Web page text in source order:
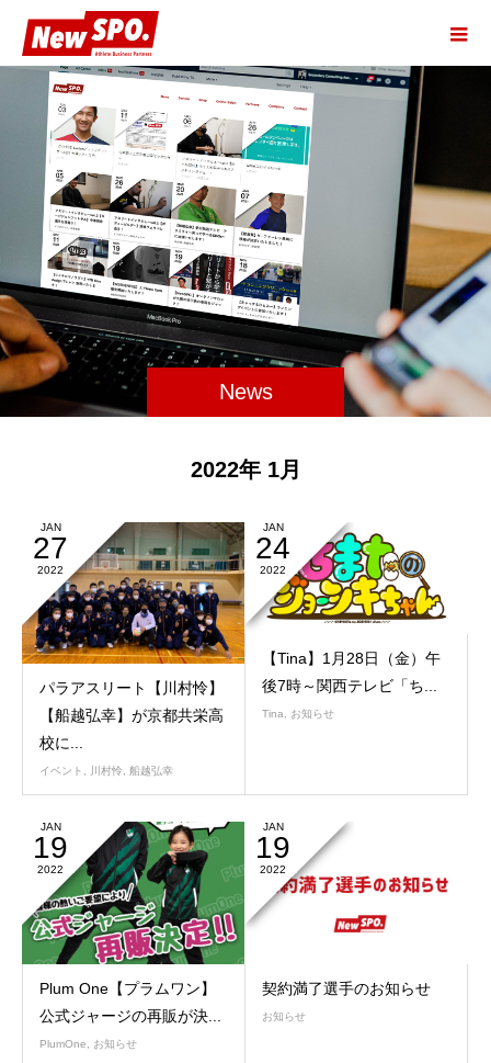
News
2022年 1月
JAN
27
2022
パラアスリート【川村怜】
【船越弘幸】が京都共栄高
校に...
イベント , 川村怜, 船越弘幸
JAN
24
2022
【Tina】1月28日（金）午
後7時～関西テレビ「ち...
Tina お知らせ
JAN
19
2022
Plum One【プラムワン】
公式ジャージの再販が決...
PlumOne お知らせ
JAN
19
2022
契約満了選手のお知らせ
お知らせ